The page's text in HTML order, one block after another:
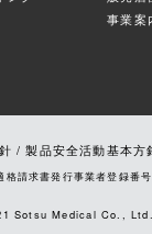
事業案
/製品安全活動基本方
格請求書発行事業者登録番
Sotsu Medical Co.,